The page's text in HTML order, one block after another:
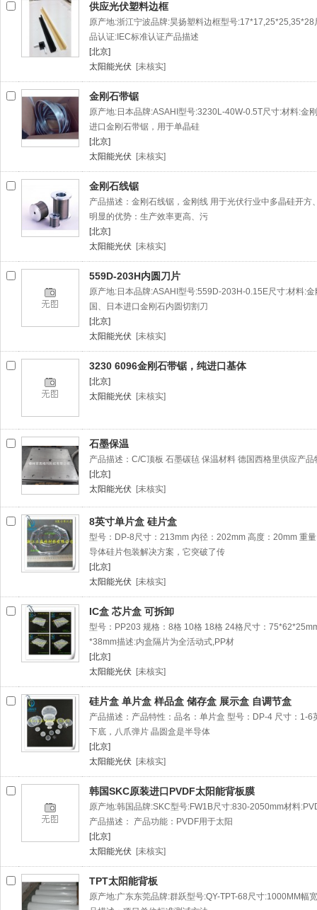
供应光伏塑料边框
原产地:浙江宁波品牌:昊扬塑料边框型号
品认证:IEC标准认证产品描述
[北京]
太阳能光伏 [未核实]
金刚石带锯
原产地:日本品牌:ASAHI型号:3230L-40W-0.5T尺寸:材料:金
进口金刚石带锯，用于单晶硅
[北京]
太阳能光伏 [未核实]
金刚石线锯
产品描述：金刚石线锯，金刚线 用于光伏行业中多晶硅开
明显的优势：生产效率更高、污
[北京]
太阳能光伏 [未核实]
559D-203H内圆刀片
原产地:日本品牌:ASAHI型号:559D-203H-0.15E尺寸:材料:
国、日本进口金刚石内圆切割刀
[北京]
太阳能光伏 [未核实]
3230 6096金刚石带锯，纯进口基体
[北京]
太阳能光伏 [未核实]
石墨保温
产品描述：C/C顶板 石墨碳毡 保温材料 德国西格里供应产
[北京]
太阳能光伏 [未核实]
8英寸单片盒 硅片盒
型号：DP-8尺寸：213mm 內径：202mm 高度：20mm 重
导体硅片包装解决方案，它突破了传
[北京]
太阳能光伏 [未核实]
IC盒 芯片盒 可拆卸
型号：PP203 规格：8格 10格 18格 24格尺寸：
*38mm描述:内盒隔片为全活动式,PP材
[北京]
太阳能光伏 [未核实]
硅片盒 单片盒 样品盒 储存盒 展示盒 自调节盒
产品描述：产品特性：品名：单片盒 型号：DP-4 尺寸：1-
下底，八爪弹片 晶圆盒是半导体
[北京]
太阳能光伏 [未核实]
韩国SKC原装进口PVDF太阳能背板膜
原产地:韩国品牌:SKC型号:FW1B尺寸:830-2050mm材料
产品描述： 产品功能：PVDF用于太阳
[北京]
太阳能光伏 [未核实]
TPT太阳能背板
原产地:广东东莞品牌:群跃型号:QY-TPT-68尺寸:1000MM幅